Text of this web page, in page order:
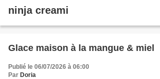
ninja creami
Glace maison à la mangue & miel
Publié le 06/07/2026 à 06:00
Par Doria